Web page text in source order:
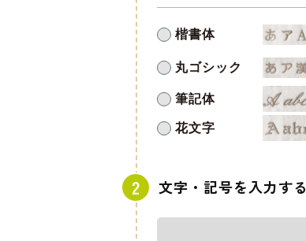
楷書体
丸ゴシック
筆記体
花文字
文字・記号を入力する